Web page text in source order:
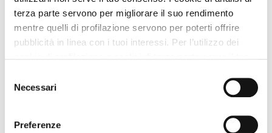
terza parte servono per migliorare il suo rendimento
mentre quelli di profilazione servono per poterti offrire
pubblicità in linea con i tuoi interessi. Per l’utilizzo dei
senza accettare” verranno installati solo i cookie tecnici.
Cliccando il pulsante “Accetta tutto” acconsenti all’utilizzo
di tutti i cookie. Cliccando il pulsante “mostra dettagli”
troverai le varie categorie di cookie e potrai accettare o
delNecessari
Preferenze
Agriturismo Elfio